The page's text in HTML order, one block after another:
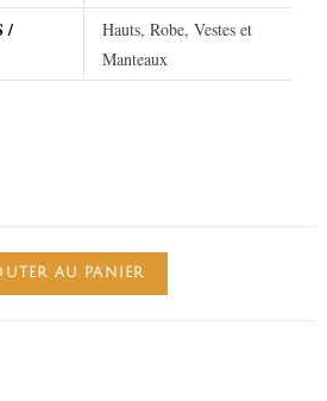
/
Hauts, Robe, Vestes et
Manteaux
AU PANIER